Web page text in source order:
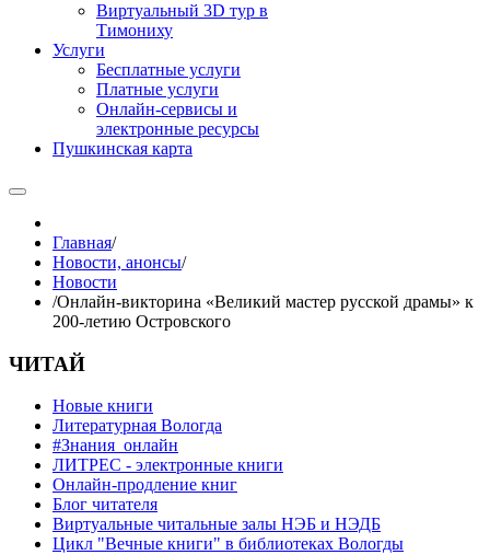
Виртуальный 3D тур в
Тимониху
Услуги
Бесплатные услуги
Платные услуги
Онлайн-сервисы и
электронные ресурсы
Пушкинская карта
Главная/
Новости, анонсы/
Новости
/Онлайн-викторина «Великий мастер русской драмы» к
200-летию Островского
ЧИТАЙ
Новые книги
Литературная Вологда
#Знания_онлайн
ЛИТРЕС - электронные книги
Онлайн-продление книг
Блог читателя
Виртуальные читальные залы НЭБ и НЭДБ
Цикл "Вечные книги" в библиотеках Вологды